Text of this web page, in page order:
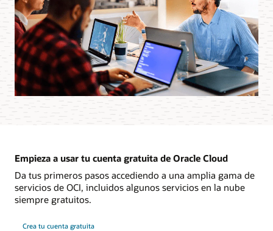
Empieza a usar tu cuenta gratuita de Oracle Cloud
Da tus primeros pasos accediendo a una amplia gama de
servicios de OCI, incluidos algunos servicios en la nube
siempre gratuitos.
Crea tu cuenta gratuita